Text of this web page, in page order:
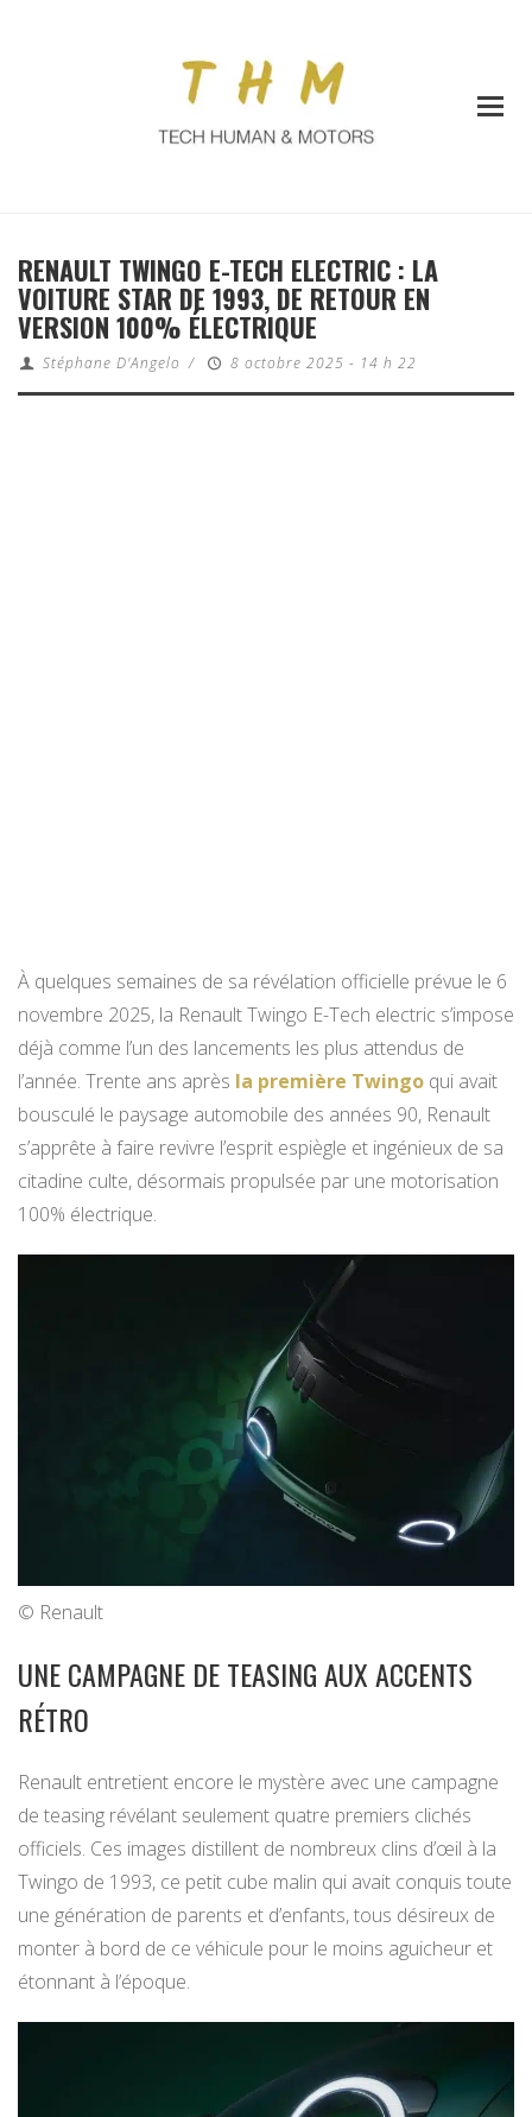
RENAULT TWINGO E-TECH ELECTRIC : LA
VOITURE STAR DE 1993, DE RETOUR EN
VERSION 100% ÉLECTRIQUE
Stéphane D'Angelo / 8 octobre 2025 - 14 h 22
À quelques semaines de sa révélation officielle prévue le 6
novembre 2025, la Renault Twingo E-Tech electric s’impose
déjà comme l’un des lancements les plus attendus de
l’année. Trente ans après la première Twingo qui avait
bousculé le paysage automobile des années 90, Renault
s’apprête à faire revivre l’esprit espiègle et ingénieux de sa
citadine culte, désormais propulsée par une motorisation
100% électrique.
© Renault
UNE CAMPAGNE DE TEASING AUX ACCENTS
RÉTRO
Renault entretient encore le mystère avec une campagne
de teasing révélant seulement quatre premiers clichés
officiels. Ces images distillent de nombreux clins d’œil à la
Twingo de 1993, ce petit cube malin qui avait conquis toute
une génération de parents et d’enfants, tous désireux de
monter à bord de ce véhicule pour le moins aguicheur et
étonnant à l’époque.